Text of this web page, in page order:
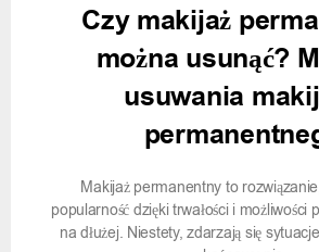
Czy makijaż
można usunąć?
usuwania
Makijaż permanentny to
popularność dzięki trwałości i możliwości
na dłużej. Niestety, zdarzają się